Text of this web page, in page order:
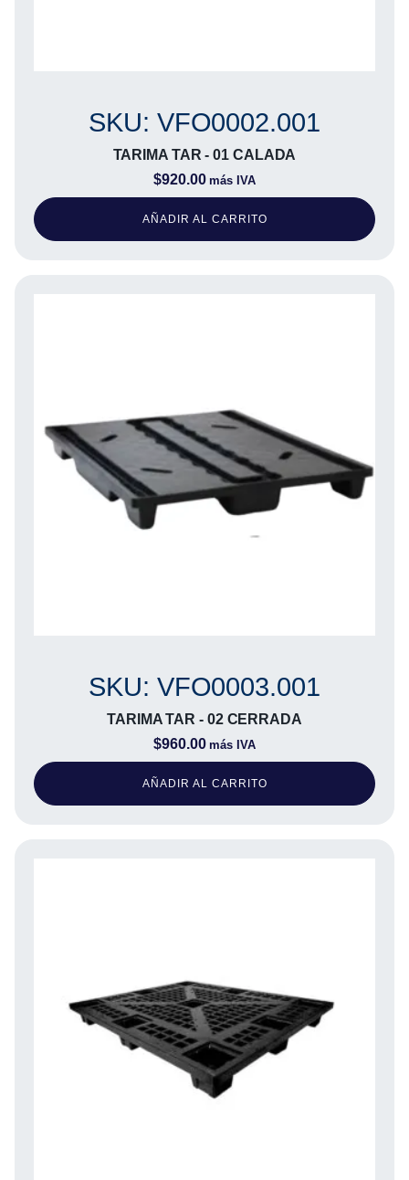
SKU: VFO0002.001
TARIMA TAR - 01 CALADA
$920.00 más IVA
AÑADIR AL CARRITO
SKU: VFO0003.001
TARIMA TAR - 02 CERRADA
$960.00 más IVA
AÑADIR AL CARRITO